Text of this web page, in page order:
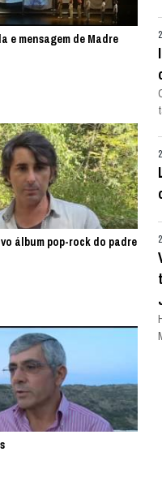
e mensagem de Madre
álbum pop-rock do padre